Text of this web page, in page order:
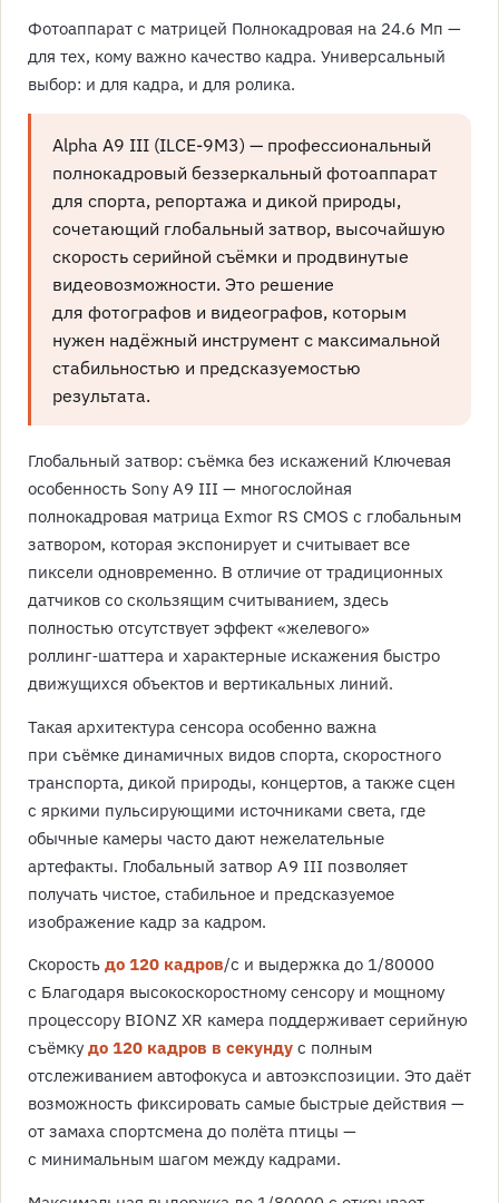
Фотоаппарат с матрицей Полнокадровая на 24.6 Мп —
для тех, кому важно качество кадра. Универсальный
выбор: и для кадра, и для ролика.
Alpha A9 III (ILCE-9M3) — профессиональный
полнокадровый беззеркальный фотоаппарат
для спорта, репортажа и дикой природы,
сочетающий глобальный затвор, высочайшую
скорость серийной съёмки и продвинутые
видеовозможности. Это решение
для фотографов и видеографов, которым
нужен надёжный инструмент с максимальной
стабильностью и предсказуемостью
результата.
Глобальный затвор: съёмка без искажений Ключевая
особенность Sony A9 III — многослойная
полнокадровая матрица Exmor RS CMOS с глобальным
затвором, которая экспонирует и считывает все
пиксели одновременно. В отличие от традиционных
датчиков со скользящим считыванием, здесь
полностью отсутствует эффект «желевого»
роллинг‑шаттера и характерные искажения быстро
движущихся объектов и вертикальных линий.
Такая архитектура сенсора особенно важна
при съёмке динамичных видов спорта, скоростного
транспорта, дикой природы, концертов, а также сцен
с яркими пульсирующими источниками света, где
обычные камеры часто дают нежелательные
артефакты. Глобальный затвор A9 III позволяет
получать чистое, стабильное и предсказуемое
изображение кадр за кадром.
Скорость до 120 кадров/с и выдержка до 1/80000
с Благодаря высокоскоростному сенсору и мощному
процессору BIONZ XR камера поддерживает серийную
съёмку до 120 кадров в секунду с полным
отслеживанием автофокуса и автоэкспозиции. Это даёт
возможность фиксировать самые быстрые действия —
от замаха спортсмена до полёта птицы —
с минимальным шагом между кадрами.